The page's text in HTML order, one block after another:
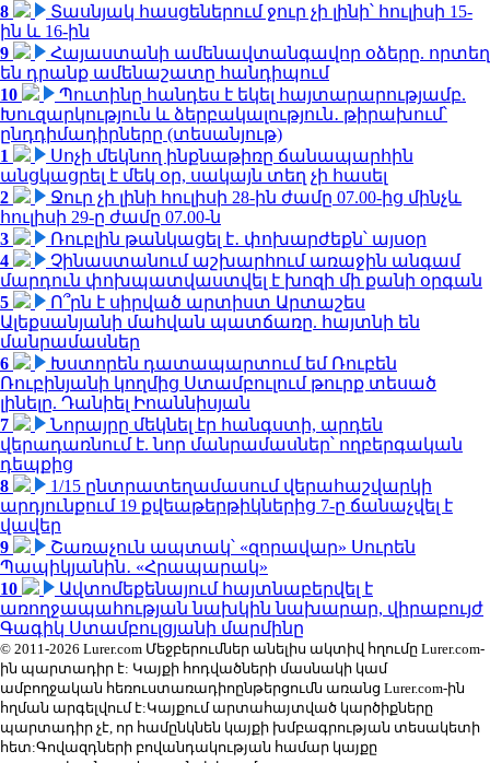
8
Տասնյակ հասցեներում ջուր չի լինի՝ հուլիսի 15-
ին և 16-ին
9
Հայաստանի ամենավտանգավոր օձերը. որտեղ
են դրանք ամենաշատը հանդիպում
10
Պուտինը հանդես է եկել հայտարարությամբ.
Խուզարկություն և ձերբակալություն․ թիրախում՝
ընդդիմադիրները (տեսանյութ)
1
Սոչի մեկնող ինքնաթիռը ճանապարհին
անցկացրել է մեկ օր, սակայն տեղ չի հասել
2
Ջուր չի լինի հուլիսի 28-ին ժամը 07.00-ից մինչև
հուլիսի 29-ը ժամը 07.00-ն
3
Ռուբլին թանկացել է․ փոխարժեքն՝ այսօր
4
Չինաստանում աշխարհում առաջին անգամ
մարդուն փոխպատվաստվել է խոզի մի քանի օրգան
5
Ո՞րն է սիրված արտիստ Արտաշես
Ալեքսանյանի մահվան պատճառը. հայտնի են
մանրամասներ
6
Խստորեն դատապարտում եմ Ռուբեն
Ռուբինյանի կողմից Ստամբուլում թուրք տեսած
լինելը. Դանիել Իոաննիսյան
7
Նորայրը մեկնել էր հանգստի, արդեն
վերադառնում է. նոր մանրամասներ՝ ողբերգական
դեպքից
8
1/15 ընտրատեղամասում վերահաշվարկի
արդյունքում 19 քվեաթերթիկներից 7-ը ճանաչվել է
վավեր
9
Շառաչուն ապտակ՝ «զորավար» Սուրեն
Պապիկյանին․ «Հրապարակ»
10
Ավտոմեքենայում հայտնաբերվել է
առողջապահության նախկին նախարար, վիրաբույժ
Գագիկ Ստամբուլցյանի մարմինը
© 2011-2026 Lurer.com Մեջբերումներ անելիս ակտիվ հղումը Lurer.com-
ին պարտադիր է: Կայքի հոդվածների մասնակի կամ
ամբողջական հեռուստառադիոընթերցումն առանց Lurer.com-ին
հղման արգելվում է:Կայքում արտահայտված կարծիքները
պարտադիր չէ, որ համընկնեն կայքի խմբագրության տեսակետի
հետ:Գովազդների բովանդակության համար կայքը